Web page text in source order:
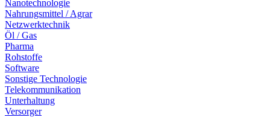
Nanotechnologie
Nahrungsmittel / Agrar
Netzwerktechnik
Öl / Gas
Pharma
Rohstoffe
Software
Sonstige Technologie
Telekommunikation
Unterhaltung
Versorger